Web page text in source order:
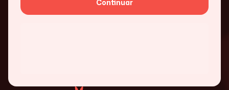
Continuar